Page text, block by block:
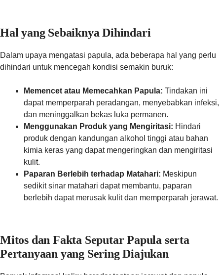
Hal yang Sebaiknya Dihindari
Dalam upaya mengatasi papula, ada beberapa hal yang perlu
dihindari untuk mencegah kondisi semakin buruk:
Memencet atau Memecahkan Papula: Tindakan ini
dapat memperparah peradangan, menyebabkan infeksi,
dan meninggalkan bekas luka permanen.
Menggunakan Produk yang Mengiritasi: Hindari
produk dengan kandungan alkohol tinggi atau bahan
kimia keras yang dapat mengeringkan dan mengiritasi
kulit.
Paparan Berlebih terhadap Matahari: Meskipun
sedikit sinar matahari dapat membantu, paparan
berlebih dapat merusak kulit dan memperparah jerawat.
Mitos dan Fakta Seputar Papula serta
Pertanyaan yang Sering Diajukan